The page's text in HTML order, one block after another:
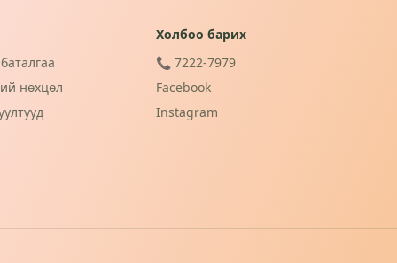
нөхцөл
Холбоо барих
📞 7222-7979
Facebook
Instagram